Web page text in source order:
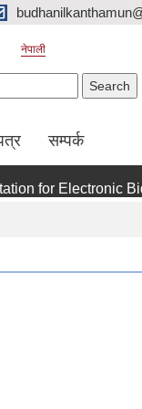
नेपाली
सम्पर्क
for Electronic Bids